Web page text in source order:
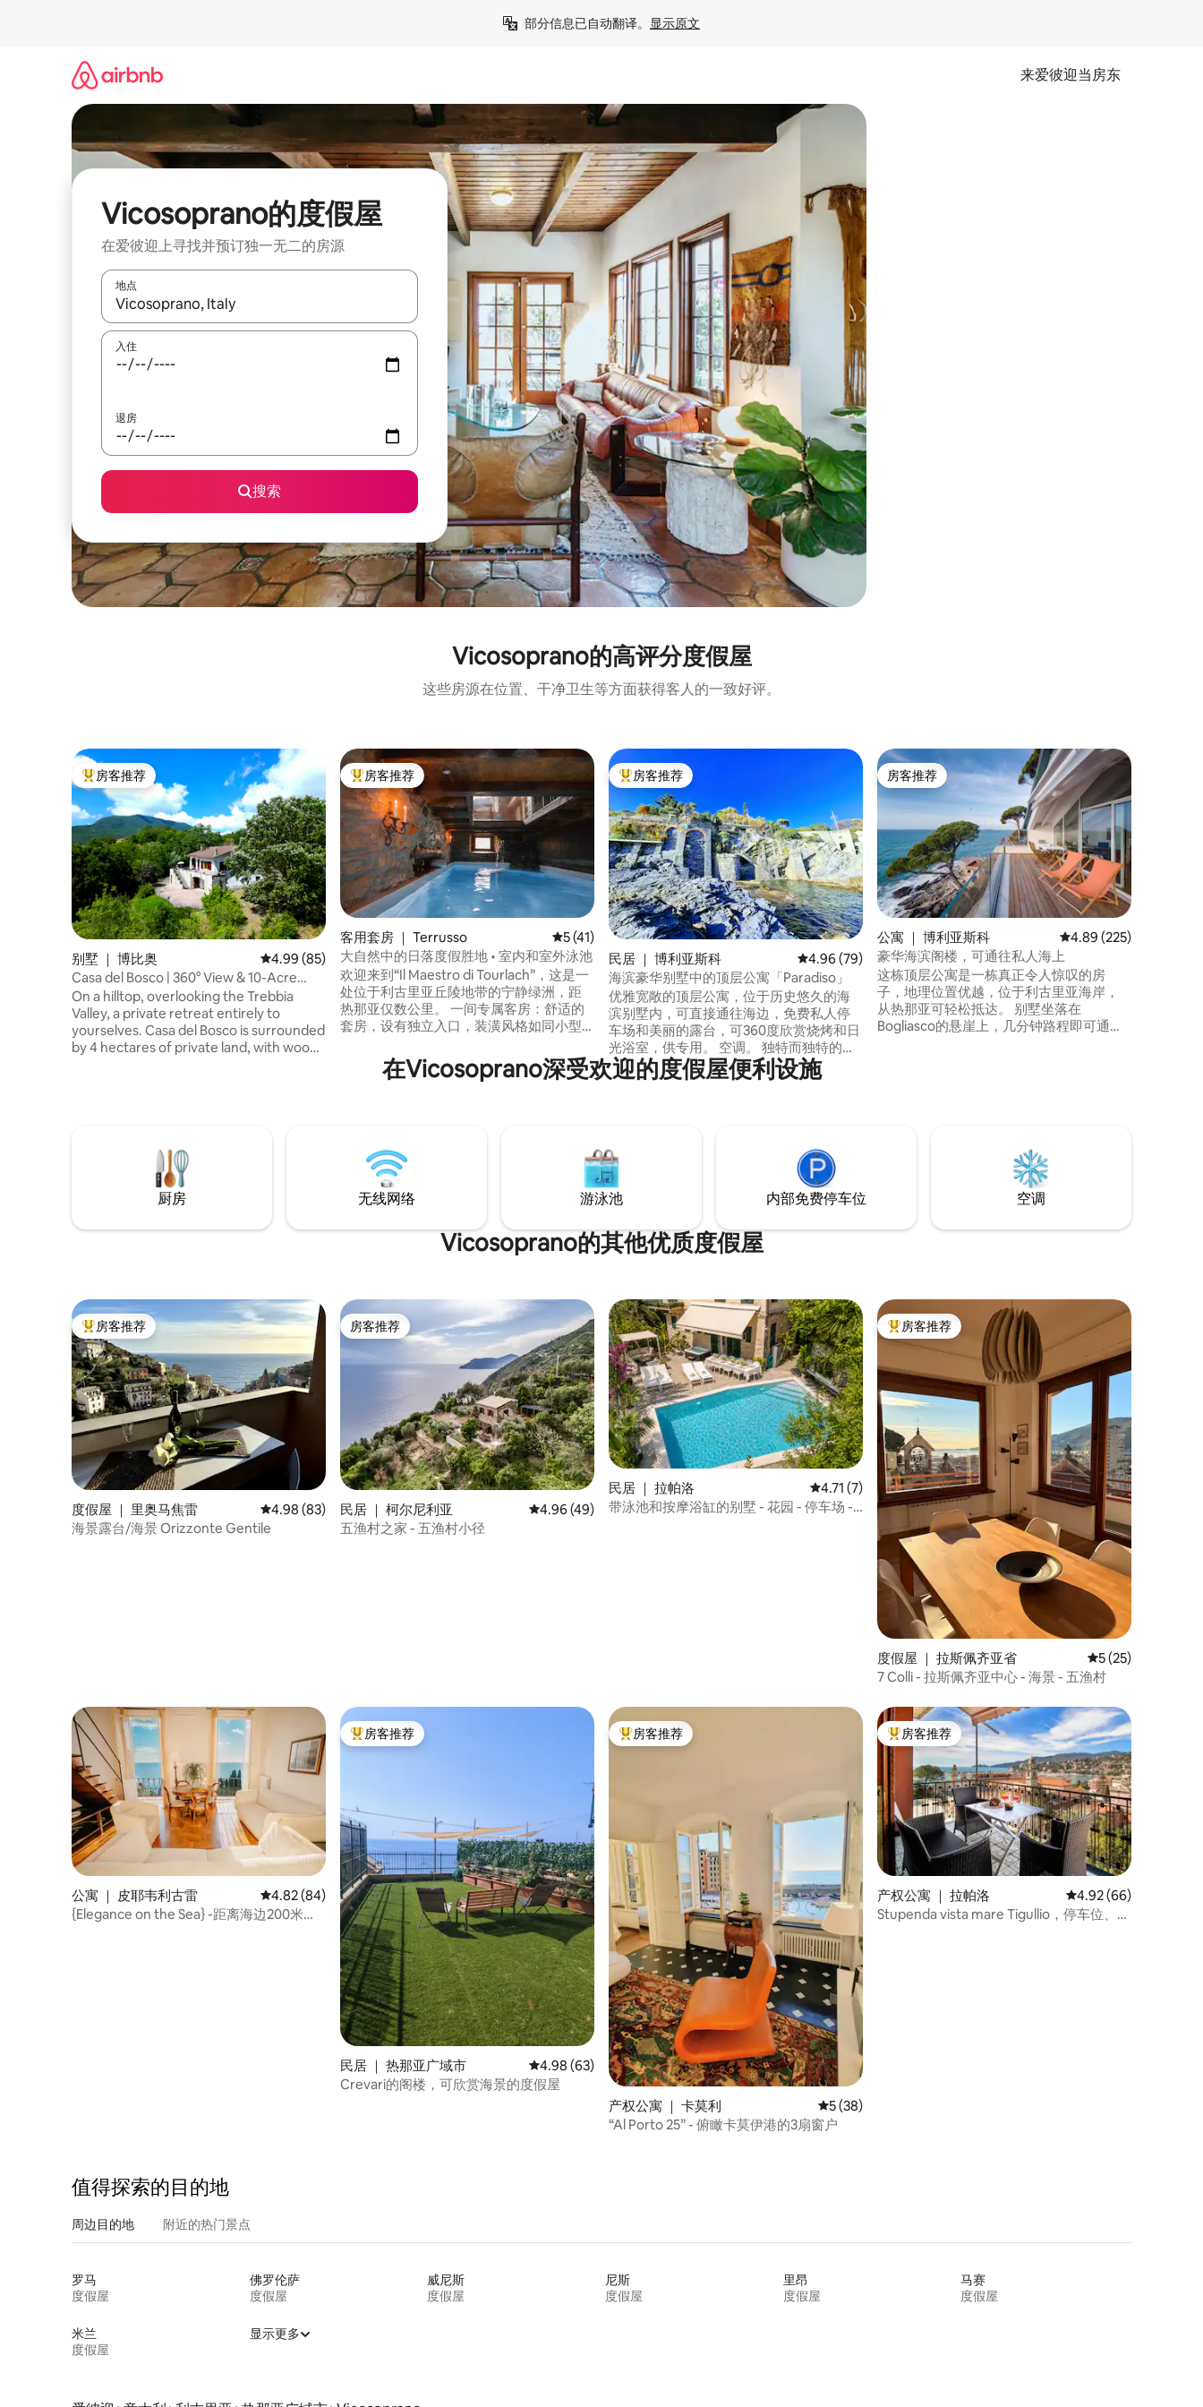
部分信息已自动翻译。 显示原文
来爱彼迎当房东
Vicosoprano的度假屋
在爱彼迎上寻找并预订独一无二的房源
地点
如有搜索结果，请使用上下方向键查看，或通过点击或滑动手势浏览。
入住
退房
搜索
Vicosoprano的高评分度假屋
这些房源在位置、干净卫生等方面获得客人的一致好评。
热门「房客推荐」
房客推荐
别墅 ｜ 博比奥 平均评分 4.99 分（满分 5 分），共 85 条评价
4.99 (85)
Casa del Bosco | 360° View & 10-Acre
Park
On a hilltop, overlooking the Trebbia
Valley, a private retreat entirely to
yourselves. Casa del Bosco is surrounded
by 4 hectares of private land, with woods
perfect place to slow down, reconnect
with silence, or work remotely immersed
热门「房客推荐」
房客推荐
客用套房 ｜ Terrusso 平均评分 5 分（满分 5 分），共 41 条评价
5 (41)
大自然中的日落度假胜地 • 室内和室外泳池
欢迎来到“Il Maestro di Tourlach”，这是一
处位于利古里亚丘陵地带的宁静绿洲，距
热那亚仅数公里。 一间专属客房：舒适的
套房，设有独立入口，装潢风格如同小型
的休息室和设备齐全的厨房，均供房客专
享使用。 带加热功能的室内泳池和室外泳
热门「房客推荐」
房客推荐
民居 ｜ 博利亚斯科 平均评分 4.96 分（满分 5 分），共 79 条评价
4.96 (79)
海滨豪华别墅中的顶层公寓「Paradiso」
优雅宽敞的顶层公寓，位于历史悠久的海
滨别墅内，可直接通往海边，免费私人停
车场和美丽的露台，可360度欣赏烧烤和日
光浴室，供专用。 空调。 独特而独特的解
决方案。 步行5分钟即可抵达火车站
（Cinque Terre、Santa
即可前往餐厅和商店。
房客推荐
房客推荐
公寓 ｜ 博利亚斯科 平均评分 4.89 分（满
4.89 (225)
豪华海滨阁楼，可通往私人海上
这栋顶层公寓是一栋真正令人惊叹的房
子，地理位置优越，位于利古里亚海岸，
从热那亚可轻松抵达。 别墅坐落在
Bogliasco的悬崖上，几分钟路程即可通往
在Vicosoprano深受欢迎的度假屋便利设施
厨房 无线网络 游泳池 内部免费停车位 空调
Vicosoprano的其他优质度假屋
热门「房客推荐」
房客推荐
度假屋 ｜ 里奥马焦雷 平均评分 4.98 分（满分 5 分），共 83 条评价
4.98 (83)
海景露台/海景 Orizzonte Gentile
房客推荐
房客推荐
民居 ｜ 柯尔尼利亚 平均评分 4.96 分（满分 5 分），共 49 条评价
4.96 (49)
五渔村之家 - 五渔村小径
民居 ｜ 拉帕洛 平均评分 4.71 分（满分 5 分），共 7 条评价
4.71 (7)
带泳池和按摩浴缸的别墅 - 花园 - 停车场 -
热门「房客推荐」
房客推荐
度假屋 ｜ 拉斯佩齐亚省 平均评分 5 分（满
5 (25)
7 Colli - 拉斯佩齐亚中心 - 海景 - 五渔村
公寓 ｜ 皮耶韦利古雷 平均评分 4.82 分（满分 5 分），共 84 条评价
4.82 (84)
{Elegance on the Sea} -距离海边200米的
热门「房客推荐」
房客推荐
民居 ｜ 热那亚广域市 平均评分 4.98 分（满分 5 分），共 63 条评价
4.98 (63)
Crevari的阁楼，可欣赏海景的度假屋
热门「房客推荐」
房客推荐
产权公寓 ｜ 卡莫利 平均评分 5 分（满分 5 分），共 38 条评价
5 (38)
“Al Porto 25” - 俯瞰卡莫伊港的3扇窗户
热门「房客推荐」
房客推荐
产权公寓 ｜ 拉帕洛 平均评分 4.92 分（满
4.92 (66)
Stupenda vista mare Tigullio，停车位、空
值得探索的目的地
周边目的地 附近的热门景点
罗马
度假屋
佛罗伦萨
度假屋
威尼斯
度假屋
尼斯
度假屋
里昂
度假屋
马赛
度假屋
米兰
度假屋
显示更多